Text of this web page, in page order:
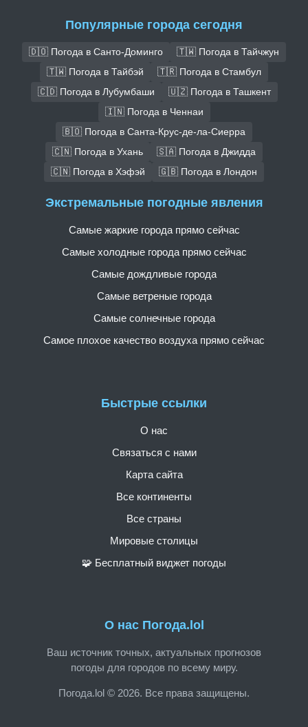
Популярные города сегодня
🇩🇴 Погода в Санто-Доминго
🇹🇼 Погода в Тайчжун
🇹🇼 Погода в Тайбэй
🇹🇷 Погода в Стамбул
🇨🇩 Погода в Лубумбаши
🇺🇿 Погода в Ташкент
🇮🇳 Погода в Ченнаи
🇧🇴 Погода в Санта-Крус-де-ла-Сиерра
🇨🇳 Погода в Ухань
🇸🇦 Погода в Джидда
🇨🇳 Погода в Хэфэй
🇬🇧 Погода в Лондон
О нас Погода.lol
Ваш источник точных, актуальных прогнозов
погоды для городов по всему миру.
Погода.lol © 2026. Все права защищены.
Быстрые ссылки
О нас
Связаться с нами
Карта сайта
Все континенты
Все страны
Мировые столицы
🧩 Бесплатный виджет погоды
Экстремальные погодные явления
Самые жаркие города прямо сейчас
Самые холодные города прямо сейчас
Самые дождливые города
Самые ветреные города
Самые солнечные города
Самое плохое качество воздуха прямо сейчас